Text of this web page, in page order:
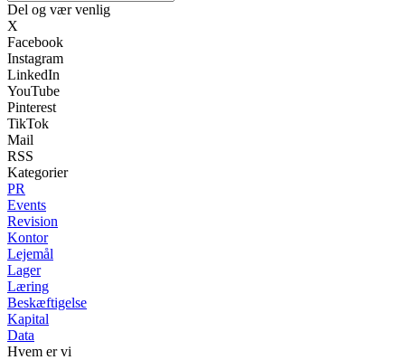
Del og vær venlig
X
Facebook
Instagram
LinkedIn
YouTube
Pinterest
TikTok
Mail
RSS
Kategorier
PR
Events
Revision
Kontor
Lejemål
Lager
Læring
Beskæftigelse
Kapital
Data
Hvem er vi